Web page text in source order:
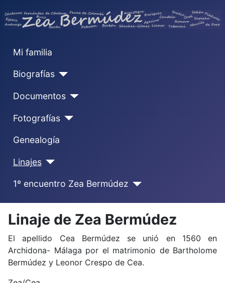
Mi familia
Biografías
Documentos
Fotografías
Genealogía
Linajes
1º encuentro Zea Bermúdez
Linaje de Zea Bermúdez
El apellido Cea Bermúdez se unió en 1560 en
Archidona- Málaga por el matrimonio de Bartholome
Bermúdez y Leonor Crespo de Cea.